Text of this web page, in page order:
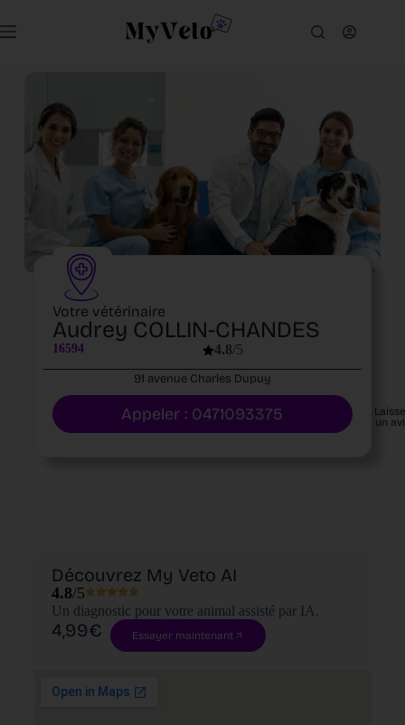
Votre vétérinaire
Audrey COLLIN-CHANDES
16594 4.8/5
91 avenue Charles Dupuy
Appeler : 0471093375
un
Découvrez My Veto AI
4.8/5
Un diagnostic pour votre animal assisté par IA.
4,99€ Essayer maintenant